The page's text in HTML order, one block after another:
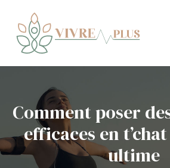
Comment poser
efficaces en
ultime